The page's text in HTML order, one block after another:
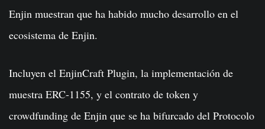
Enjin muestran que ha habido mucho desarrollo en el
ecosistema de Enjin.
Incluyen el EnjinCraft Plugin, la implementación de
muestra ERC-1155, y el contrato de token y
crowdfunding de Enjin que se ha bifurcado del Protocolo